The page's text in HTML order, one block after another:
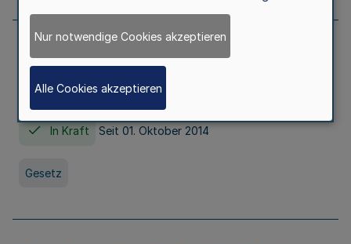
Gesetz über die Hochschulen des Landes
Nordrhein-Westfalen (Hochschulgesetz -
HG)
In Kraft Seit 01. Oktober 2014
Gesetz
Nur notwendige Cookies akzeptieren
Alle Cookies akzeptieren